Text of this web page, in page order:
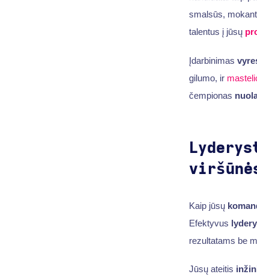
smalsūs,
talentus į jūsų
Įdarbinimas
gilumo, ir
čempionas
Kaip jūsų
Efektyvus
rezultatams be
Jūsų ateitis